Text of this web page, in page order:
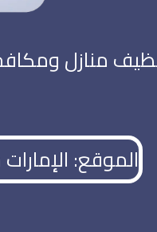
منازل
الموقع: